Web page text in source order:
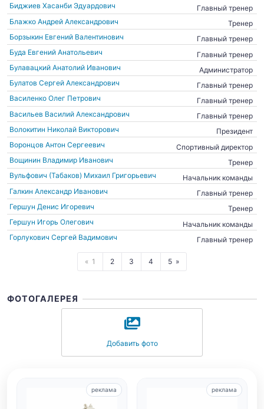
Биджиев Хасанби Эдуардович
Главный тренер
Блажко Андрей Александрович
Тренер
Борзыкин Евгений Валентинович
Главный тренер
Буда Евгений Анатольевич
Главный тренер
Булавацкий Анатолий Иванович
Администратор
Булатов Сергей Александрович
Главный тренер
Василенко Олег Петрович
Главный тренер
Васильев Василий Александрович
Главный тренер
Волокитин Николай Викторович
Президент
Воронцов Антон Сергеевич
Спортивный директор
Вощинин Владимир Иванович
Тренер
Вульфович (Табаков) Михаил Григорьевич
Начальник команды
Галкин Александр Иванович
Главный тренер
Гершун Денис Игоревич
Тренер
Гершун Игорь Олегович
Начальник команды
Горлукович Сергей Вадимович
Главный тренер
1 2 3 4 5
ФОТОГАЛЕРЕЯ
Добавить фото
реклама реклама